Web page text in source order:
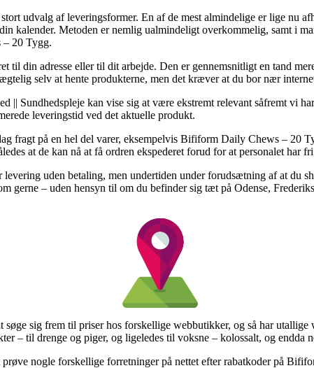
udvalg af leveringsformer. En af de mest almindelige er lige nu
kalender. Metoden er nemlig ualmindeligt overkommelig, samt i
20 Tygg.
til din adresse eller til dit arbejde. Den er gennemsnitligt en tand
selv at hente produkterne, men det kræver at du bor nær
|| Sundhedspleje kan vise sig at være ekstremt relevant såfremt vi
leveringstid ved det aktuelle produkt.
fragt på en hel del varer, eksempelvis Bifiform Daily Chews – 20
at de kan nå at få ordren ekspederet forud for at personalet har
uden betaling, men undertiden under forudsætning af at du
gerne – uden hensyn til om du befinder sig tæt på Odense,
søge sig frem til priser hos forskellige webbutikker, og så har
– til drenge og piger, og ligeledes til voksne – kolossalt, og endda
nogle forskellige forretninger på nettet efter rabatkoder på